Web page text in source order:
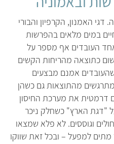
האמנון, הקרפיון והבורי
במים מלאים בהפרשות
העובדים אף מספר על
כתוצאה מהריחות הקשים
אמנם מבצעים
מהתוצאות גם כשהן
דרמטית את מערכת החיסון
"דגת הארץ" כשחלק ניכר
וגוססים. לא פלא שמצאו
למפעל – ובכל זאת שווקו